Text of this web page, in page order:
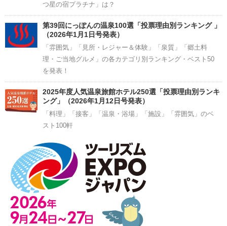
つ星の宿プラチナ」は？
第39回にっぽんの温泉100選「投票理由別ランキング 」
（2026年1月1日号発表）
「雰囲気」「見所・レジャー＆体験」「泉質」「郷土料
理・ご当地グルメ」の各カテゴリ別ランキング・ベスト50
を発表！
2025年度人気温泉旅館ホテル250選「投票理由別ランキ
ング」（2026年1月12日号発表）
「料理」「接客」「温泉・浴場」「施設」「雰囲気」のベ
スト100軒